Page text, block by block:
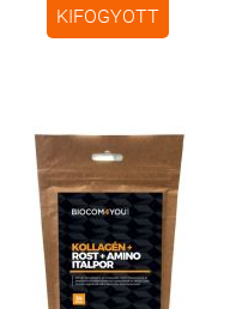
KIFOGYOTT